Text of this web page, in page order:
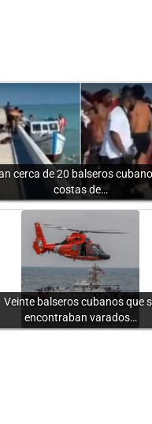
cerca de 20 balseros
costas de…
Veinte balseros cubanos que
encontraban varados…